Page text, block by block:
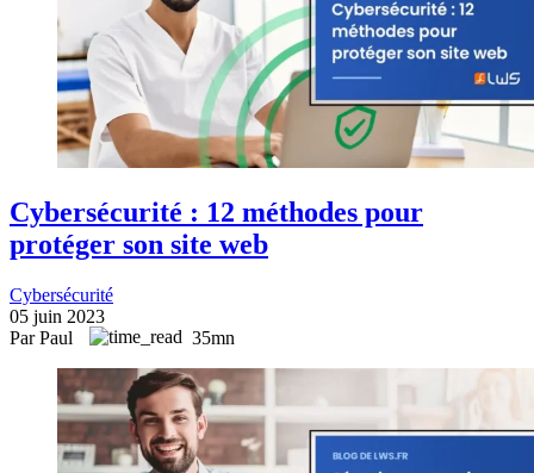
Cybersécurité : 12 méthodes pour
protéger son site web
Cybersécurité
05 juin 2023
Par Paul
35mn